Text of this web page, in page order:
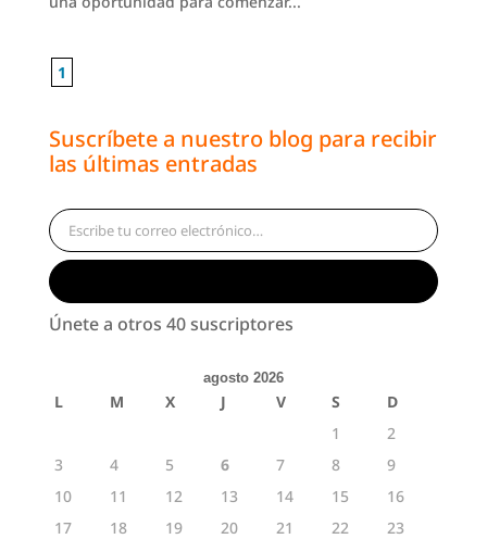
1
Suscríbete a nuestro blog para recibir
las últimas entradas
Escribe tu correo electrónico…
Únete a otros 40 suscriptores
agosto 2026
L M X J V S
D
1
2
3
4 5 6 7 8
9
10
11 12 13 14 15
16
17
18 19 20 21 22
23